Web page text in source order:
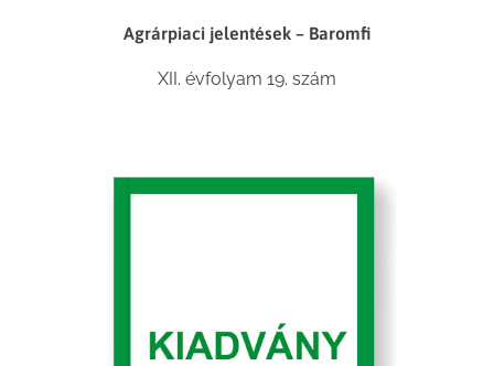
Agrárpiaci jelentések – Baromfi
XII. évfolyam 19. szám